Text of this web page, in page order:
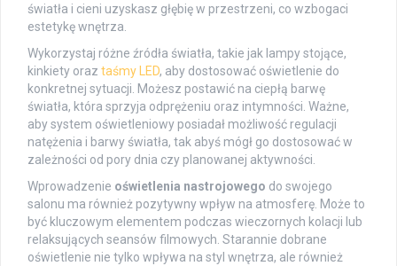
światła i cieni uzyskasz głębię w przestrzeni, co wzbogaci
estetykę wnętrza.
Wykorzystaj różne źródła światła, takie jak lampy stojące,
kinkiety oraz taśmy LED, aby dostosować oświetlenie do
konkretnej sytuacji. Możesz postawić na ciepłą barwę
światła, która sprzyja odprężeniu oraz intymności. Ważne,
aby system oświetleniowy posiadał możliwość regulacji
natężenia i barwy światła, tak abyś mógł go dostosować w
zależności od pory dnia czy planowanej aktywności.
Wprowadzenie oświetlenia nastrojowego do swojego
salonu ma również pozytywny wpływ na atmosferę. Może to
być kluczowym elementem podczas wieczornych kolacji lub
relaksujących seansów filmowych. Starannie dobrane
oświetlenie nie tylko wpływa na styl wnętrza, ale również